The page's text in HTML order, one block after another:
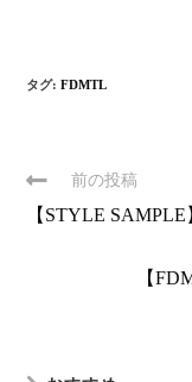
タグ:FDMTL
前の投稿
【STYLE
【